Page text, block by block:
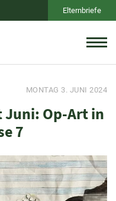
Elternbriefe
MONTAG 3. JUNI 2024
Juni: Op-Art in
7